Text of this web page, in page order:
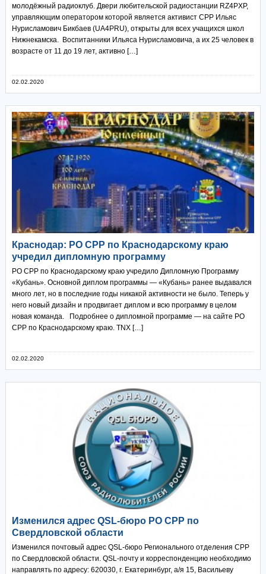
молодёжный радиоклуб. Двери любительской радиостанции RZ4PXP,
управляющим оператором которой является активист СРР Ильяс
Нурисламович Бикбаев (UA4PRU), открыты для всех учащихся школ
Нижнекамска. Воспитанники Ильяса Нурисламовича, а их 25 человек в
возрасте от 11 до 19 лет, активно […]
02.02.2020
Краснодар: РО СРР по Краснодарскому краю
учредил дипломную программу
РО СРР по Краснодарскому краю учредило Дипломную Программу
«Кубань». Основной диплом программы — «Кубань» ранее выдавался
много лет, но в последние годы никакой активности не было. Теперь у
него новый дизайн и продвигает диплом и всю программу в целом
новая команда. Подробнее о дипломной программе — на сайте РО
СРР по Краснодарскому краю. TNX […]
02.02.2020
Изменился адрес QSL-бюро РО СРР по
Свердловской области
Изменился почтовый адрес QSL-бюро Регионального отделения СРР
по Свердловской области. QSL-почту и корреспонденцию необходимо
направлять по адресу: 620030, г. Екатеринбург, а/я 15, Васильеву